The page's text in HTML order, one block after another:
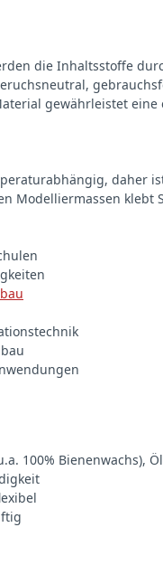
die Inhaltsstoffe
gewährleistet
daher
Modelliermassen
100% Bienenwachs),